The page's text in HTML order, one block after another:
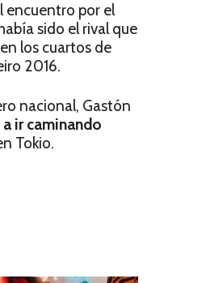
encuentro por el
sido el rival que
los cuartos de
2016.
nacional, Gastón
ir caminando
Tokio.